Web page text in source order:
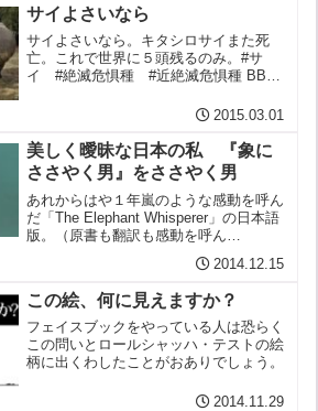
サイよさいなら
サイよさいなら。キタシロサイまた死
亡。これで世界に５頭残るのみ。#サ
イ #絶滅危惧種 #近絶滅危惧種 BBC
white rhinos dies in US 中嶋寛兵...2015.03.01
美しく曖昧な日本の私 『象に
ささやく男』をささやく男
あれからはや１年嵐のような感動を呼ん
だ「The Elephant Whisperer」の日本語
版。（原書も翻訳も感動を呼ん
していますが、翻訳した私がさる勉強会
でお話をさせてもらうことになりまし
た。題して「...
2014.12.15
この絵、何に見えますか？
フェイスブックをやっている人は恐らく
この問いとロールシャッハ・テストの絵
柄に出くわしたことがおありでしょう。
2014.11.29